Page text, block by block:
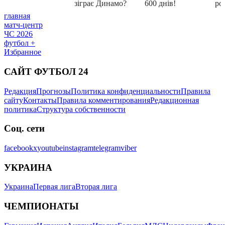
главная
матч-центр
ЧС 2026
футбол +
Избранное
САЙТ ФУТБОЛ 24
РедакцияПрогнозыПолитика конфиденциальностиПравила
сайтуКонтактыПравила комментированияРедакционная
политикаСтруктура собственности
Соц. сети
facebookxyoutubeinstagramtelegramviber
УКРАИНА
УкраинаПервая лигаВторая лига
ЧЕМПИОНАТЫ